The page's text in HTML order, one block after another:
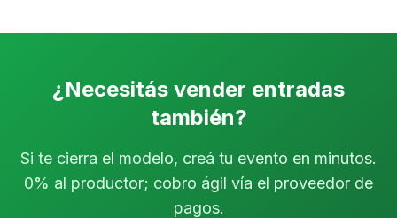
¿Necesitás vender entradas
también?
Si te cierra el modelo, creá tu evento en minutos.
0% al productor; cobro ágil vía el proveedor de
pagos.